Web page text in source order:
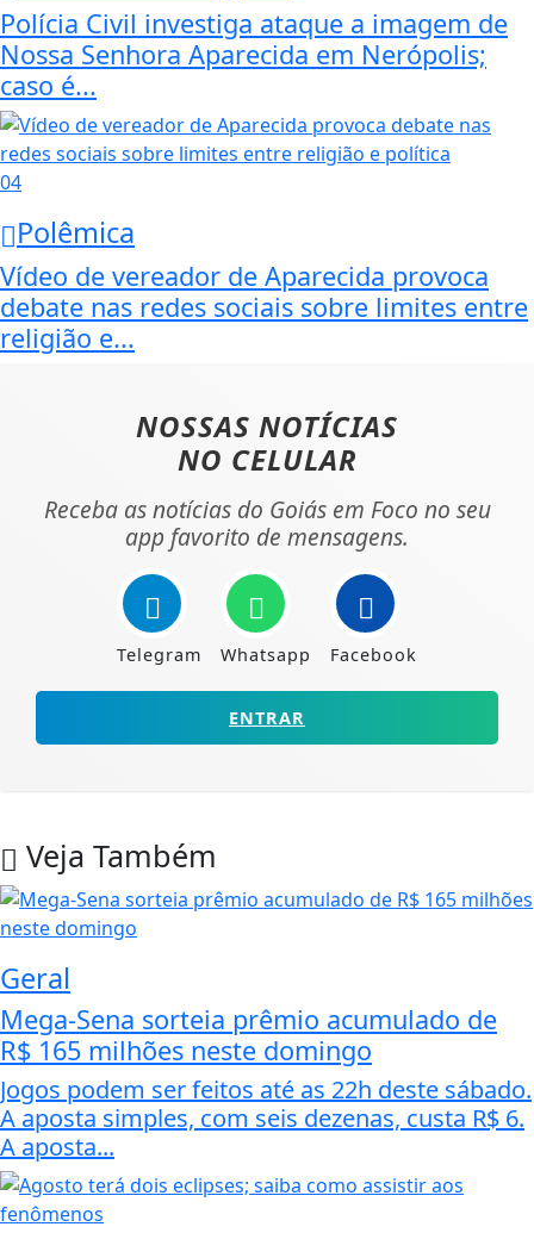
Polícia Civil investiga ataque a imagem de
Nossa Senhora Aparecida em Nerópolis;
caso é...
04
Polêmica
Vídeo de vereador de Aparecida provoca
debate nas redes sociais sobre limites entre
religião e...
NOSSAS NOTÍCIAS
NO CELULAR
Receba as notícias do Goiás em Foco no seu
app favorito de mensagens.
Telegram Whatsapp Facebook
ENTRAR
Veja Também
Geral
Mega-Sena sorteia prêmio acumulado de
R$ 165 milhões neste domingo
Jogos podem ser feitos até as 22h deste sábado.
A aposta simples, com seis dezenas, custa R$ 6.
A aposta...